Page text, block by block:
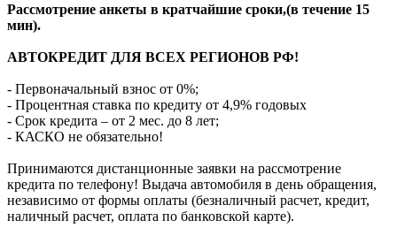
Рассмотрение анкеты в кратчайшие сроки,(в течение 15
мин).
АВТОКРЕДИТ ДЛЯ ВСЕХ РЕГИОНОВ РФ!
- Первоначальный взнос от 0%;
- Процентная ставка по кредиту от 4,9% годовых
- Срок кредита – от 2 мес. до 8 лет;
- КАСКО не обязательно!
Принимаются дистанционные заявки на рассмотрение
кредита по телефону! Выдача автомобиля в день обращения,
независимо от формы оплаты (безналичный расчет, кредит,
наличный расчет, оплата по банковской карте).